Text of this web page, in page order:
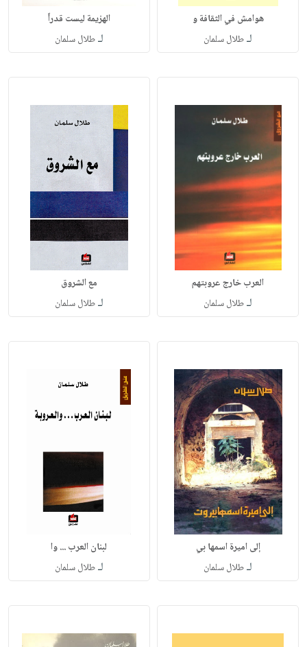
هوامش في الثقافة و
لـطلال سلمان
الهزيمة ليست قدراً
لـطلال سلمان
العرب خارج عروبتهم
لـطلال سلمان
مع الشروق
لـطلال سلمان
إلى اميرة اسمها بي
لـطلال سلمان
لبنان العرب ... وا
لـطلال سلمان